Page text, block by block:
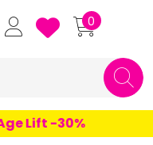
Grande Pharmacie
0
Lift -30%